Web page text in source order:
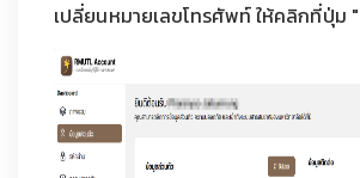
เปลี่ยนหมายเลขโทรศัพท์ ให้คลิกที่ปุ่ม